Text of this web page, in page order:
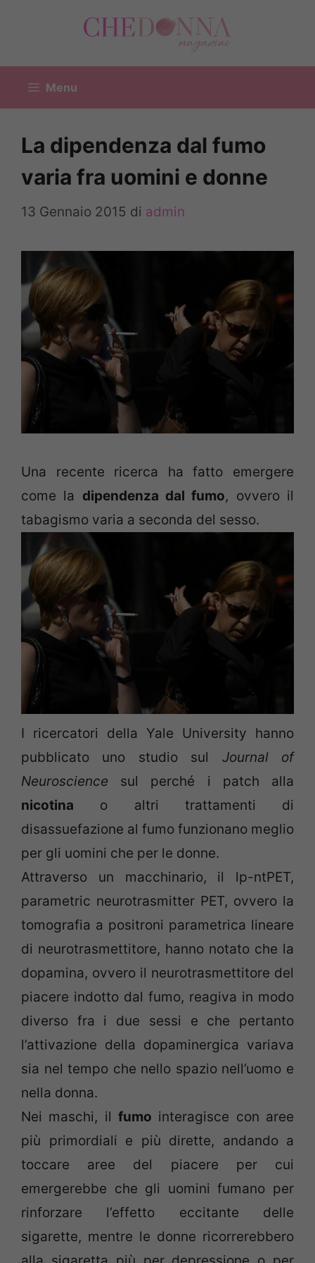
Menu
La dipendenza dal fumo
varia fra uomini e donne
13 Gennaio 2015 di admin
Una recente ricerca ha fatto emergere
come la dipendenza dal fumo, ovvero il
tabagismo varia a seconda del sesso.
I ricercatori della Yale University hanno
pubblicato uno studio sul Journal of
Neuroscience sul perché i patch alla
nicotina o altri trattamenti di
disassuefazione al fumo funzionano meglio
per gli uomini che per le donne.
Attraverso un macchinario, il lp-ntPET,
parametric neurotrasmitter PET, ovvero la
tomografia a positroni parametrica lineare
di neurotrasmettitore, hanno notato che la
dopamina, ovvero il neurotrasmettitore del
piacere indotto dal fumo, reagiva in modo
diverso fra i due sessi e che pertanto
l’attivazione della dopaminergica variava
sia nel tempo che nello spazio nell’uomo e
nella donna.
Nei maschi, il fumo interagisce con aree
più primordiali e più dirette, andando a
toccare aree del piacere per cui
emergerebbe che gli uomini fumano per
rinforzare l’effetto eccitante delle
sigarette, mentre le donne ricorrerebbero